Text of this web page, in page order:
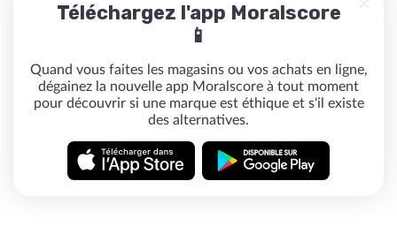
Téléchargez l'app Moralscore
📱
Quand vous faites les magasins ou vos achats en ligne,
dégainez la nouvelle app Moralscore à tout moment
pour découvrir si une marque est éthique et s'il existe
des alternatives.